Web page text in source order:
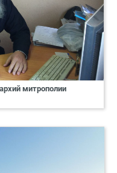
митрополии